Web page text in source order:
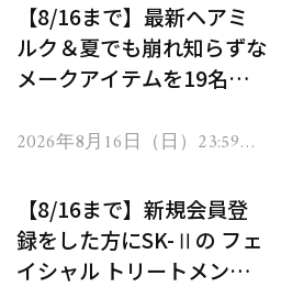
【8/16まで】最新ヘアミ
ルク＆夏でも崩れ知らずな
メークアイテムを19名様
2026年8月16日（日）23:59ま
【8/16まで】新規会員登
録をした方にSK-Ⅱの フェ
イシャル トリートメント